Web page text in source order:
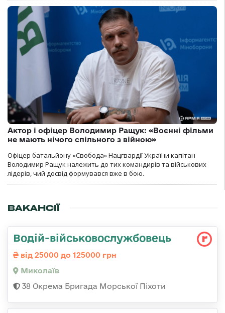
Актор і офіцер Володимир Ращук: «Воєнні фільми
не мають нічого спільного з війною»
Офіцер батальйону «Свобода» Нацгвардії України капітан
Володимир Ращук належить до тих командирів та військових
лідерів, чий досвід формувався вже в бою.
ВАКАНСІЇ
Водій-військовослужбовець
від 25000 до 125000 грн
Миколаїв
38 Окрема Бригада Морської Піхоти